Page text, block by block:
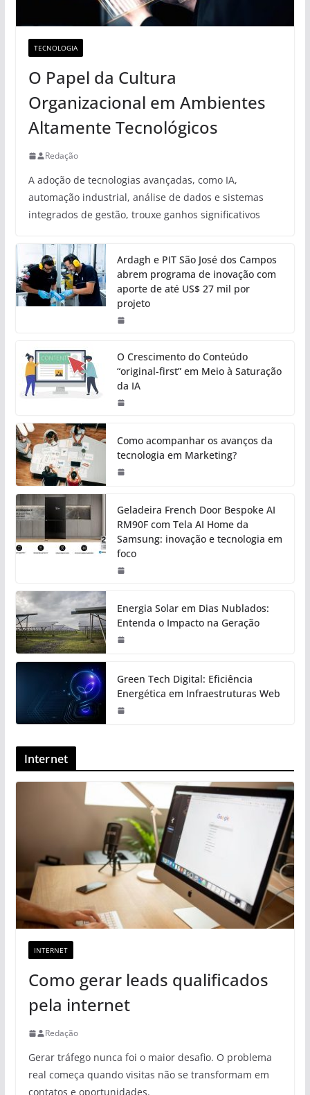
TECNOLOGIA
O Papel da Cultura
Organizacional em Ambientes
Altamente Tecnológicos
Redação
A adoção de tecnologias avançadas, como IA,
automação industrial, análise de dados e sistemas
integrados de gestão, trouxe ganhos significativos
Ardagh e PIT São José dos Campos
abrem programa de inovação com
aporte de até US$ 27 mil por
projeto
O Crescimento do Conteúdo
“original-first” em Meio à Saturação
da IA
Como acompanhar os avanços da
tecnologia em Marketing?
Geladeira French Door Bespoke AI
RM90F com Tela AI Home da
Samsung: inovação e tecnologia em
foco
Energia Solar em Dias Nublados:
Entenda o Impacto na Geração
Green Tech Digital: Eficiência
Energética em Infraestruturas Web
Internet
INTERNET
Como gerar leads qualificados
pela internet
Redação
Gerar tráfego nunca foi o maior desafio. O problema
real começa quando visitas não se transformam em
contatos e oportunidades.